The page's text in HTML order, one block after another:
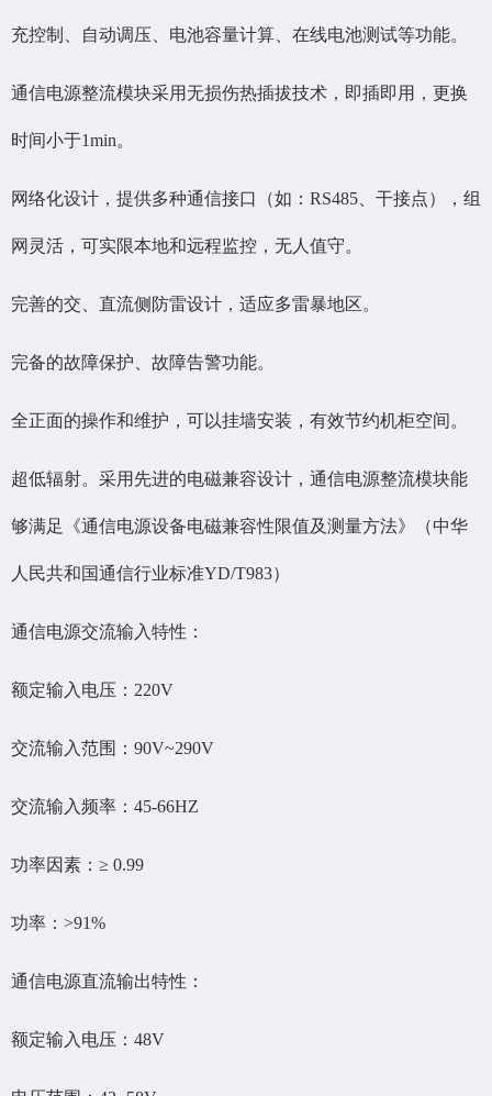
充控制、自动调压、电池容量计算、在线电池测试等功能。
通信电源整流模块采用无损伤热插拔技术，即插即用，更换
时间小于1min。
网络化设计，提供多种通信接口（如：RS485、干接点），组
网灵活，可实限本地和远程监控，无人值守。
完善的交、直流侧防雷设计，适应多雷暴地区。
完备的故障保护、故障告警功能。
全正面的操作和维护，可以挂墙安装，有效节约机柜空间。
超低辐射。采用先进的电磁兼容设计，通信电源整流模块能
够满足《通信电源设备电磁兼容性限值及测量方法》（中华
人民共和国通信行业标准YD/T983）
通信电源交流输入特性：
额定输入电压：220V
交流输入范围：90V~290V
交流输入频率：45-66HZ
功率因素：≥ 0.99
功率：>91%
通信电源直流输出特性：
额定输入电压：48V